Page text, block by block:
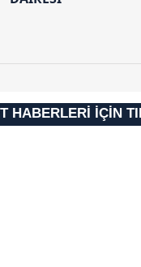
HABERLERİ İÇİN